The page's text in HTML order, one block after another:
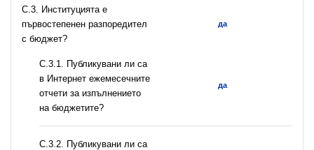
C.3. Институцията е
първостепенен разпоредител
с бюджет?
да
С.3.1. Публикувани ли са
в Интернет ежемесечните
отчети за изпълнението
на бюджетите?
да
С.3.2. Публикувани ли са